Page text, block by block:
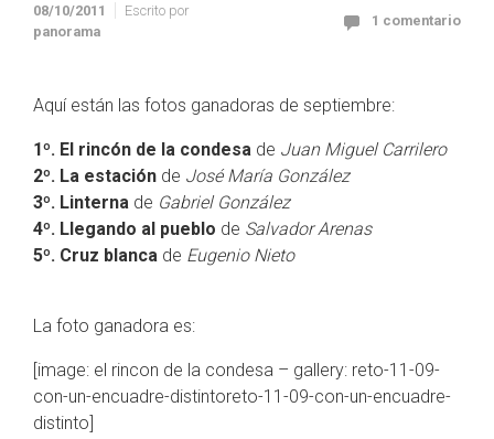
08/10/2011
Escrito por
panorama
1 comentario
Aquí están las fotos ganadoras de septiembre:
1º. El rincón de la condesa de Juan Miguel Carrilero
2º. La estación de José María González
3º. Linterna de Gabriel González
4º. Llegando al pueblo de Salvador Arenas
5º. Cruz blanca de Eugenio Nieto
La foto ganadora es:
[image: el rincon de la condesa – gallery: reto-11-09-
con-un-encuadre-distintoreto-11-09-con-un-encuadre-
distinto]